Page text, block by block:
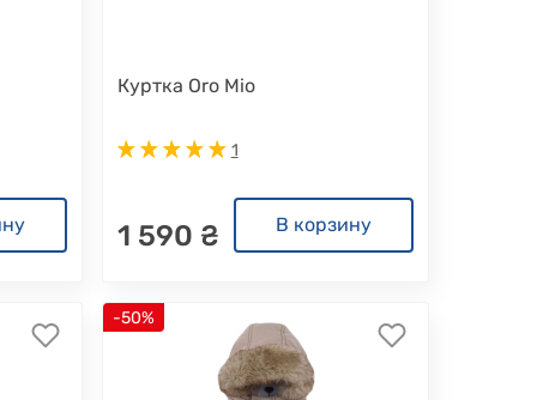
Куртка Oro Mio
1
1 590 ₴ В корзину
-50%